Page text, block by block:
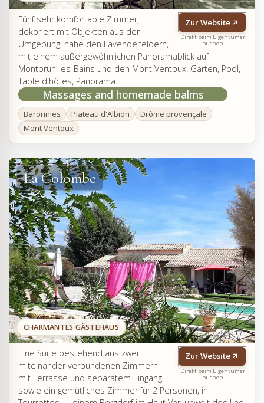
Zur Website
Direkt beim Eigentümer
buchen
Fünf sehr komfortable Zimmer,
dekoriert mit Objekten aus der
Umgebung, nahe den Lavendelfeldern,
mit einem außergewöhnlichen Panoramablick auf
Montbrun-les-Bains und den Mont Ventoux. Garten, Pool,
Table d'hôtes, Panorama.
Massages and homemade balms
Baronnies Plateau d'Albion
Drôme provençale
Mont Ventoux
CHARMANTES GÄSTEHAUS
La Colombe
Zur Website
Direkt beim Eigentümer
buchen
Eine Suite bestehend aus zwei
miteinander verbundenen Zimmern
mit Terrasse und separatem Eingang,
sowie ein gemütliches Zimmer für 2 Personen, in